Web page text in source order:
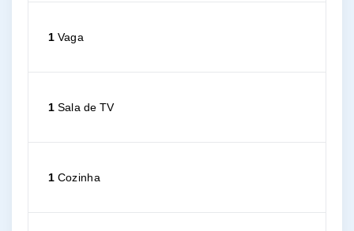
1 Vaga
1 Sala de TV
1 Cozinha